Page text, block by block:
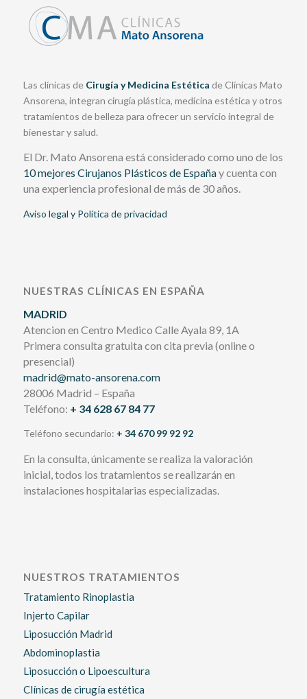
Las clínicas de Cirugía y Medicina Estética de Clínicas Mato
Ansorena, integran cirugía plástica, medicina estética y otros
tratamientos de belleza para ofrecer un servicio integral de
bienestar y salud.
El Dr. Mato Ansorena está considerado como uno de los
10 mejores Cirujanos Plásticos de Españay cuenta con
una experiencia profesional de más de 30 años.
Aviso legal y Política de privacidad
NUESTRAS CLÍNICAS EN ESPAÑA
MADRID
Atencion en Centro Medico Calle Ayala 89, 1A
Primera consulta gratuita con cita previa (online o
presencial)
madrid@mato-ansorena.com
28006 Madrid – España
Teléfono: + 34 628 67 84 77
Teléfono secundario: + 34 670 99 92 92
En la consulta, únicamente se realiza la valoración
inicial, todos los tratamientos se realizarán en
instalaciones hospitalarias especializadas.
NUESTROS TRATAMIENTOS
Tratamiento Rinoplastia
Injerto Capilar
Liposucción Madrid
Abdominoplastia
Liposucción o Lipoescultura
Clínicas de cirugía estética